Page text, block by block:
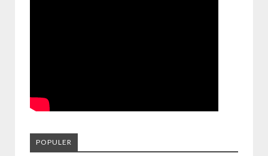
POPULER